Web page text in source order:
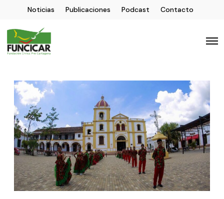
Noticias Publicaciones Podcast Contacto